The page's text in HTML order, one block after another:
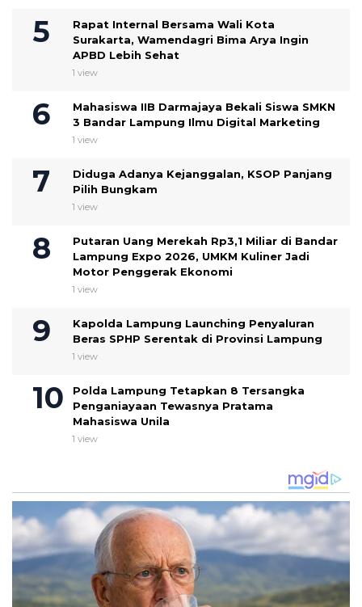
Rapat Internal Bersama Wali Kota
Surakarta, Wamendagri Bima Arya Ingin
APBD Lebih Sehat
1 view
Mahasiswa IIB Darmajaya Bekali Siswa SMKN
3 Bandar Lampung Ilmu Digital Marketing
1 view
Diduga Adanya Kejanggalan, KSOP Panjang
Pilih Bungkam
1 view
Putaran Uang Merekah Rp3,1 Miliar di Bandar
Lampung Expo 2026, UMKM Kuliner Jadi
Motor Penggerak Ekonomi
1 view
Kapolda Lampung Launching Penyaluran
Beras SPHP Serentak di Provinsi Lampung
1 view
Polda Lampung Tetapkan 8 Tersangka
Penganiayaan Tewasnya Pratama
Mahasiswa Unila
1 view